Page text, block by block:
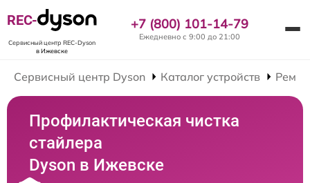
REC-
Сервисный центр REC-Dyson
в Ижевске
+7 (800) 101-14-79
Ежедневно с 9:00 до 21:00
Сервисный центр Dyson Каталог устройств
Профилактическая чистка
стайлера
Dyson в Ижевске